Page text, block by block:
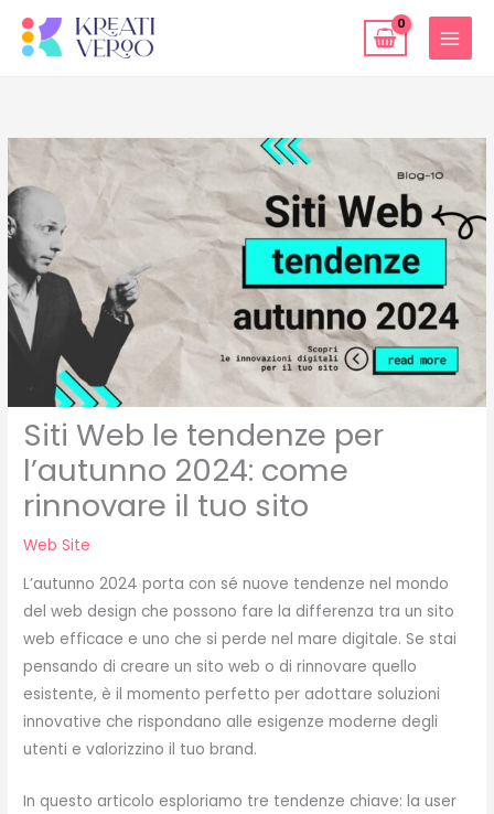
Siti Web le tendenze per
l’autunno 2024: come
rinnovare il tuo sito
Web Site
L’autunno 2024 porta con sé nuove tendenze nel mondo
del web design che possono fare la differenza tra un sito
web efficace e uno che si perde nel mare digitale. Se stai
pensando di creare un sito web o di rinnovare quello
esistente, è il momento perfetto per adottare soluzioni
innovative che rispondano alle esigenze moderne degli
utenti e valorizzino il tuo brand.
In questo articolo esploriamo tre tendenze chiave: la user